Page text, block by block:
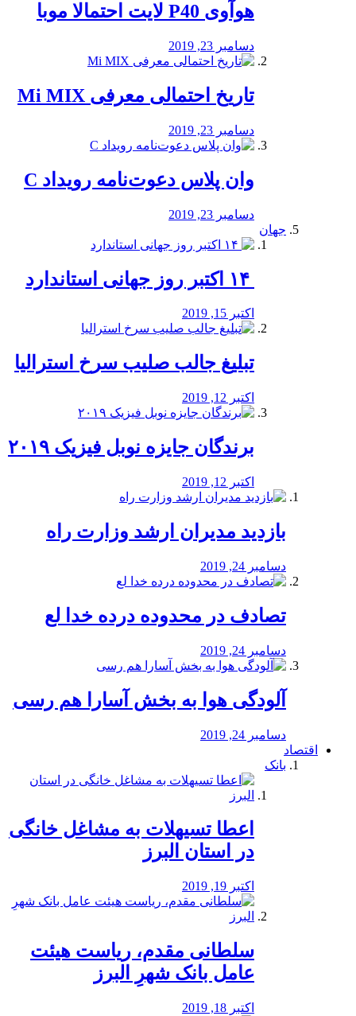
هوآوی P40 لایت احتمالا موبا
دسامبر 23, 2019
تاریخ احتمالی معرفی Mi MIX
دسامبر 23, 2019
وان پلاس دعوت‌نامه رویداد C
دسامبر 23, 2019
جهان
اکتبر 15, 2019
تبلیغ جالب صلیب سرخ استرالیا
اکتبر 12, 2019
برندگان جایزه نوبل فیزیک ۲۰۱۹
اکتبر 12, 2019
بازدید مدیران ارشد وزارت راه
دسامبر 24, 2019
تصادف در محدوده درده خدا لع
دسامبر 24, 2019
آلودگی هوا به بخش آسارا هم رسی
دسامبر 24, 2019
اقتصاد
بانک
️اعطا تسیهلات به مشاغل خانگی
در استان البرز
اکتبر 19, 2019
سلطانی مقدم، ریاست هیئت
عامل بانک شهرِ البرز
اکتبر 18, 2019